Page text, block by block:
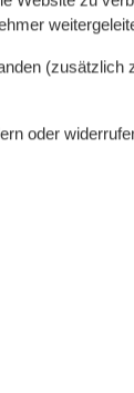
(zusätzlich
oder